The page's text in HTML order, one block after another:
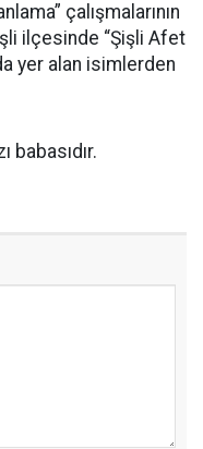
çalışmalarının
ilçesinde “Şişli Afet
yer alan isimlerden
babasıdır.